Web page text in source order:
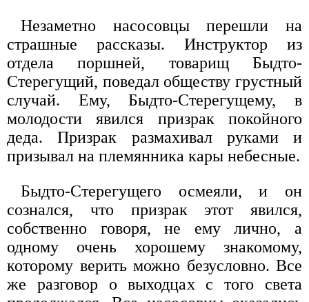
Незаметно насосовцы перешли на
страшные рассказы. Инструктор из
отдела поршней, товарищ Быдто-
Стерегущий, поведал обществу грустный
случай. Ему, Быдто-Стерегущему, в
молодости явился призрак покойного
деда. Призрак размахивал руками и
призывал на племянника кары небесные.
Быдто-Стерегущего осмеяли, и он
сознался, что призрак этот явился,
собственно говоря, не ему лично, а
одному очень хорошему знакомому,
которому верить можно безусловно. Все
же разговор о выходцах с того света